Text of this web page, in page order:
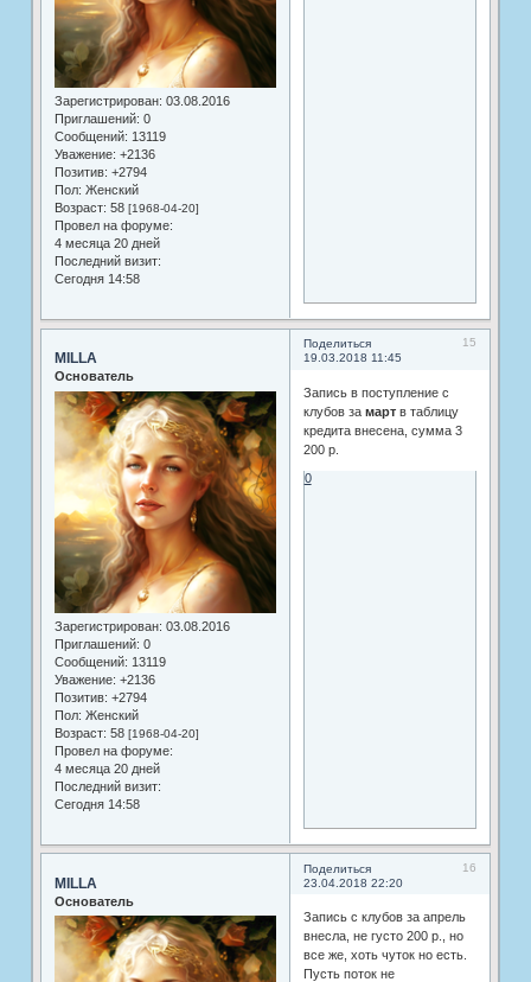
Зарегистрирован: 03.08.2016
Приглашений: 0
Сообщений: 13119
Уважение: +2136
Позитив: +2794
Пол: Женский
Возраст: 58 [1968-04-20]
Провел на форуме:
4 месяца 20 дней
Последний визит:
Сегодня 14:58
Поделиться
15
19.03.2018 11:45
MILLA
Основатель
Зарегистрирован: 03.08.2016
Приглашений: 0
Сообщений: 13119
Уважение: +2136
Позитив: +2794
Пол: Женский
Возраст: 58 [1968-04-20]
Провел на форуме:
4 месяца 20 дней
Последний визит:
Сегодня 14:58
Запись в поступление с
клубов за мартв таблицу
кредита внесена, сумма 3
200 р.
0
Поделиться
16
23.04.2018 22:20
MILLA
Основатель
Запись с клубов за апрель
внесла, не густо 200 р., но
все же, хоть чуток но есть.
Пусть поток не